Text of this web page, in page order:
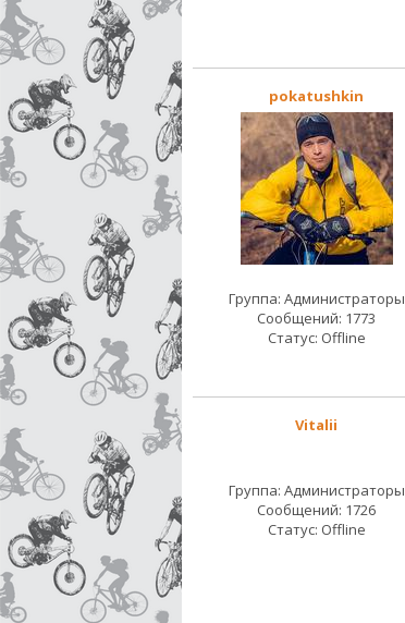
pokatushkin
Группа: Администраторы
Сообщений: 1773
Статус: Offline
Vitalii
Группа: Администраторы
Сообщений: 1726
Статус: Offline